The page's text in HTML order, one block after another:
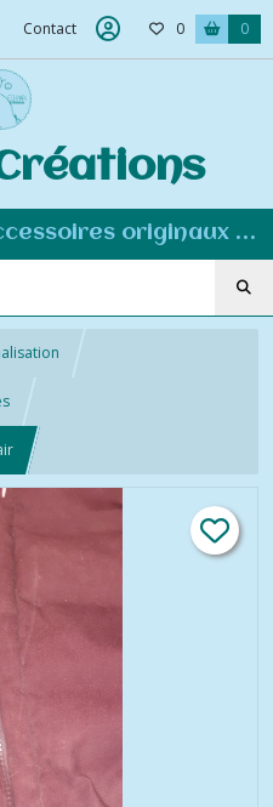
Contact 0 0
Vêtements, lingerie, accessoires originaux et personnalisés - Couture éco-responsable